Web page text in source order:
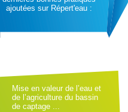
ajoutées sur Répert'eau :
Mise en valeur de l’eau et
de l’agriculture du bassin
de captage ...